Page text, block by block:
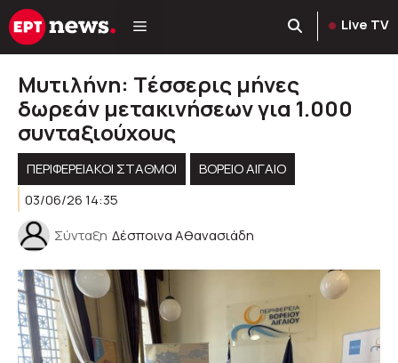
Μετάβαση
σε
Live TV
Μυτιλήνη: Tέσσερις μήνες
δωρεάν μετακινήσεων για 1.000
συνταξιούχους
ΠΕΡΙΦΕΡΕΙΑΚΟΊ ΣΤΑΘΜΟΊ
ΒΟΡΕΙΟ ΑΙΓΑΙΟ
03/06/26 14:35
Σύνταξη Δέσποινα Αθανασιάδη